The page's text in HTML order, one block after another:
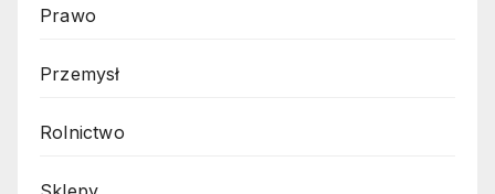
Prawo
Przemysł
Rolnictwo